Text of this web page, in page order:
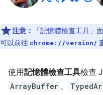
注意：
「記憶體檢查工具」
可以前往 chrome://version/
使用記憶體檢查工具檢查
ArrayBuffer 、